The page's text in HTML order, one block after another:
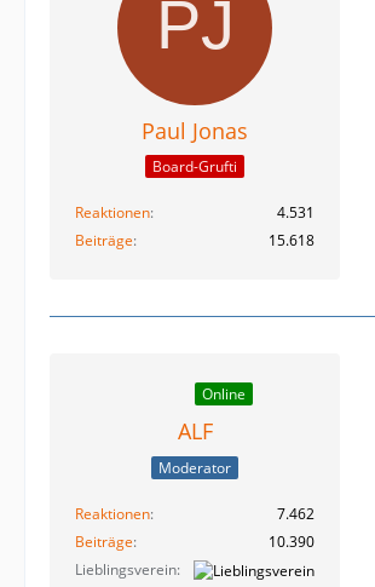
Paul Jonas
Board-Grufti
Reaktionen
4.531
Beiträge
15.618
Online
ALF
Moderator
Reaktionen
7.462
Beiträge
10.390
Lieblingsverein